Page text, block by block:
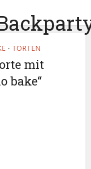
• TORTEN
mit
bake“